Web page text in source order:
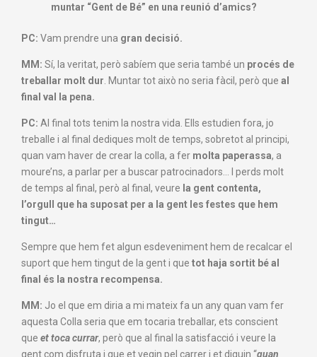
muntar “Gent de Bé” en una reunió d’amics?
PC: Vam prendre una gran decisió.
MM: Sí, la veritat, però sabíem que seria també un procés de
treballar molt dur . Muntar tot això no seria fàcil, però que al
final val la pena.
PC: Al final tots tenim la nostra vida. Ells estudien fora, jo
treballe i al final dediques molt de temps, sobretot al principi,
quan vam haver de crear la colla, a fer molta paperassa, a
moure’ns, a parlar per a buscar patrocinadors… I perds molt
de temps al final, però al final, veure la gent contenta,
l’orgull que ha suposat per a la gent les festes que hem
tingut…
Sempre que hem fet algun esdeveniment hem de recalcar el
suport que hem tingut de la gent i que tot haja sortit bé al
final és la nostra recompensa.
MM: Jo el que em diria a mi mateix fa un any quan vam fer
aquesta Colla seria que em tocaria treballar, ets conscient
que et toca currar, però que al final la satisfacció i veure la
gent com disfruta i que et vegin pel carrer i et diguin “quan